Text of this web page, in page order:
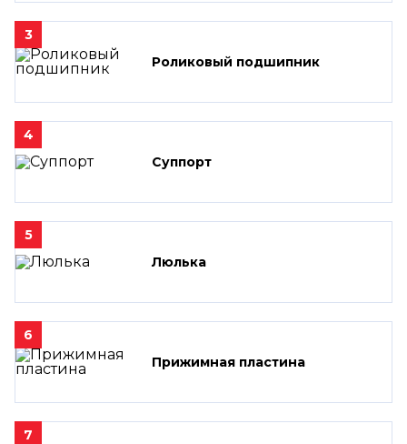
3
Роликовый подшипник
4
Суппорт
5
Люлька
6
Прижимная пластина
7